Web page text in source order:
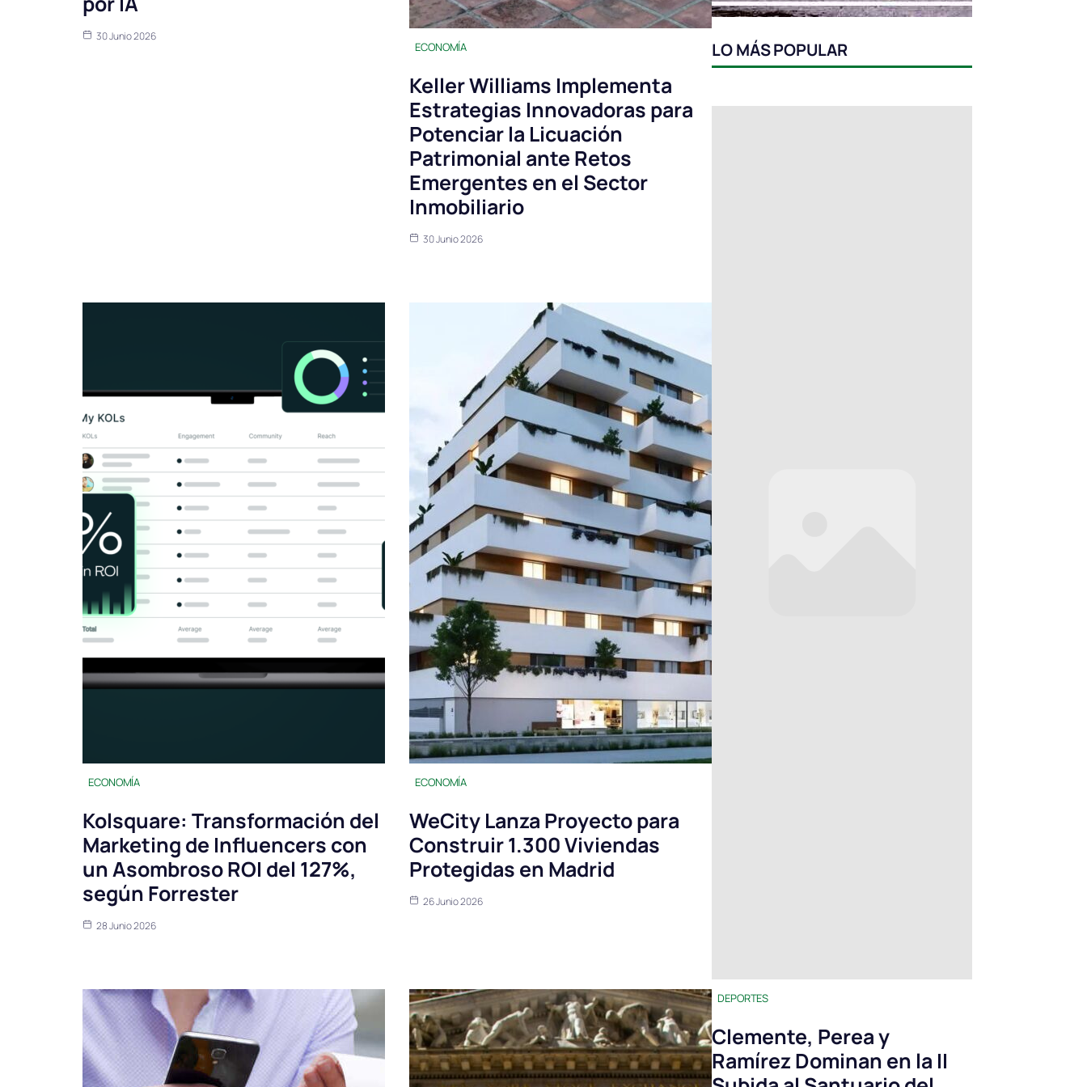
30 Junio 2026
ECONOMÍA
Keller Williams Implementa
Estrategias Innovadoras para
Potenciar la Licuación
Patrimonial ante Retos
Emergentes en el Sector
Inmobiliario
30 Junio 2026
ECONOMÍA
Kolsquare: Transformación del
Marketing de Influencers con
un Asombroso ROI del 127%,
según Forrester
28 Junio 2026
ECONOMÍA
WeCity Lanza Proyecto para
Construir 1.300 Viviendas
Protegidas en Madrid
26 Junio 2026
LO MÁS POPULAR
DEPORTES
Clemente, Perea y
Ramírez Dominan en la II